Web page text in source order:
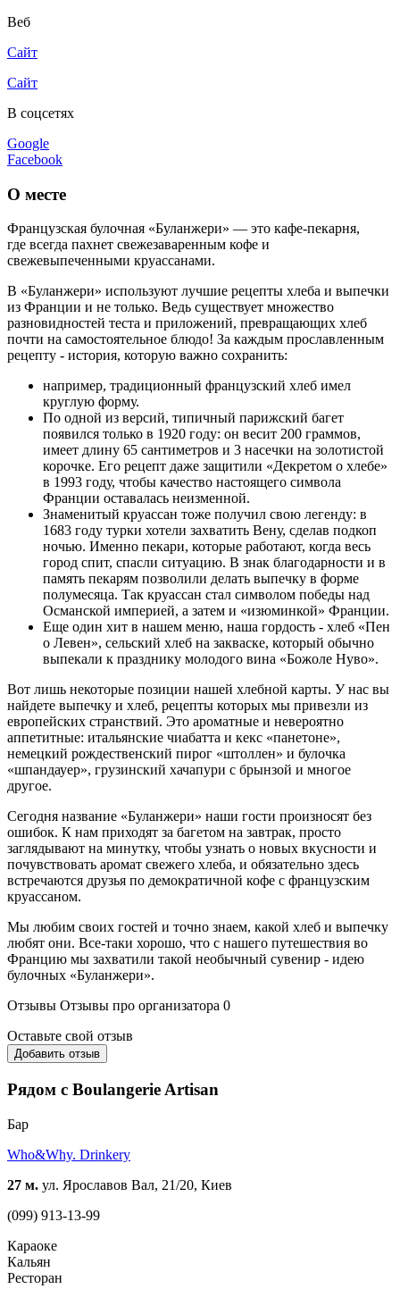
Веб
Сайт
Сайт
В соцсетях
Google
Facebook
О месте
Французская булочная «Буланжери» — это кафе-пекарня,
где всегда пахнет свежезаваренным кофе и
свежевыпеченными круассанами.
В «Буланжери» используют лучшие рецепты хлеба и выпечки
из Франции и не только. Ведь существует множество
разновидностей теста и приложений, превращающих хлеб
почти на самостоятельное блюдо! За каждым прославленным
рецепту - история, которую важно сохранить:
например, традиционный французский хлеб имел
круглую форму.
По одной из версий, типичный парижский багет
появился только в 1920 году: он весит 200 граммов,
имеет длину 65 сантиметров и 3 насечки на золотистой
корочке. Его рецепт даже защитили «Декретом о хлебе»
в 1993 году, чтобы качество настоящего символа
Франции оставалась неизменной.
Знаменитый круассан тоже получил свою легенду: в
1683 году турки хотели захватить Вену, сделав подкоп
ночью. Именно пекари, которые работают, когда весь
город спит, спасли ситуацию. В знак благодарности и в
память пекарям позволили делать выпечку в форме
полумесяца. Так круассан стал символом победы над
Османской империей, а затем и «изюминкой» Франции.
Еще один хит в нашем меню, наша гордость - хлеб «Пен
о Левен», сельский хлеб на закваске, который обычно
выпекали к празднику молодого вина «Божоле Нуво».
Вот лишь некоторые позиции нашей хлебной карты. У нас вы
найдете выпечку и хлеб, рецепты которых мы привезли из
европейских странствий. Это ароматные и невероятно
аппетитные: итальянские чиабатта и кекс «панетоне»,
немецкий рождественский пирог «штоллен» и булочка
«шпандауер», грузинский хачапури с брынзой и многое
другое.
Сегодня название «Буланжери» наши гости произносят без
ошибок. К нам приходят за багетом на завтрак, просто
заглядывают на минутку, чтобы узнать о новых вкусности и
почувствовать аромат свежего хлеба, и обязательно здесь
встречаются друзья по демократичной кофе с французским
круассаном.
Мы любим своих гостей и точно знаем, какой хлеб и выпечку
любят они. Все-таки хорошо, что с нашего путешествия во
Францию ​​мы захватили такой необычный сувенир - идею
булочных «Буланжери».
Отзывы Отзывы про организатора 0
Оставьте свой отзыв
Добавить отзыв
Рядом с Boulangerie Artisan
Бар
Who&Why. Drinkery
27 м. ул. Ярославов Вал, 21/20, Киев
(099) 913-13-99
Караоке
Кальян
Ресторан